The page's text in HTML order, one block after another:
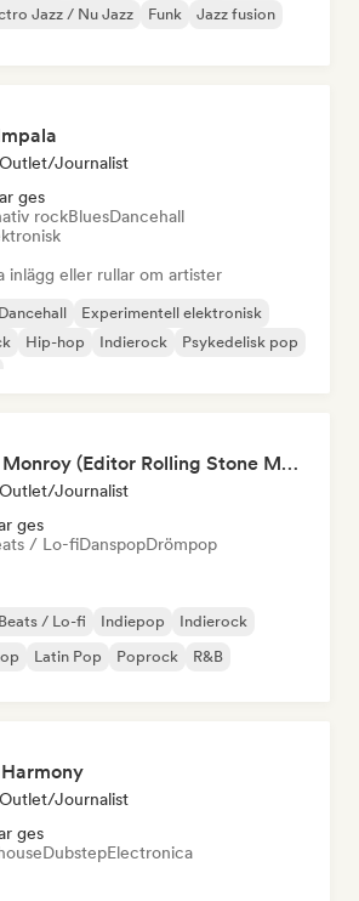
Jazz / Nu Jazz Funk
Jazz fusion
Journalist
ges
rockBluesDancehall
inlägg eller rullar om artister
Dancehall
Experimentell elektronisk
Hip-hop Indierock
Psykedelisk pop
Pablo Monroy (Editor Rolling Stone México)
Journalist
ges
/ Lo-fiDanspopDrömpop
Beats / Lo-fi Indiepop
Indierock
Latin Pop Poprock R&B
Journalist
ges
DubstepElectronica